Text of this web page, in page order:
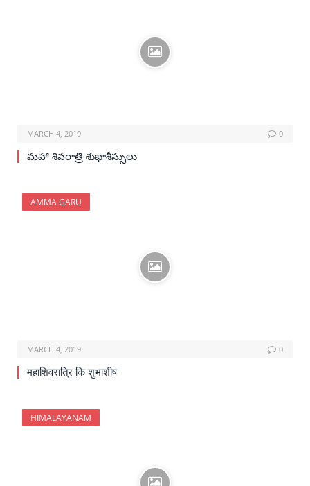
MARCH 4, 2019 0
మహా శివరాత్రి శుభాశీస్సులు
AMMA GARU
MARCH 4, 2019 0
महाशिवरात्रि कि शुभाशीष
HIMALAYANAM